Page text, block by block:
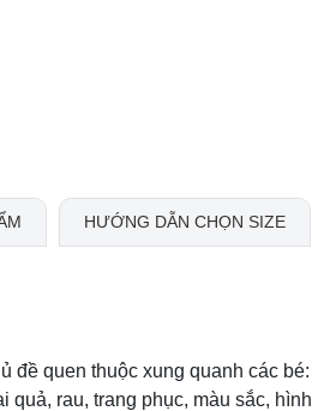
HƯỚNG DẪN CHỌN SIZE
đề quen thuộc xung quanh các bé:
rau, trang phục, màu sắc, hình